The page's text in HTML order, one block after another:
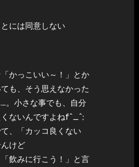
には同意しない
かっこいい～！」とか
も、そう思えなかった
。小さな事でも、自分
ないんですよねf^_^;
、「カッコ良くない
けど
飲みに行こう！」と言